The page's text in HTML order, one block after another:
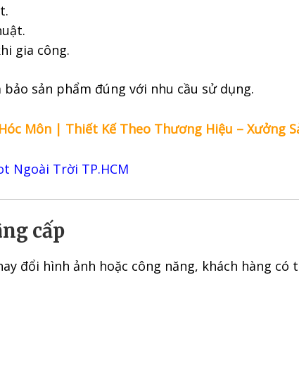
gia công.
sản phẩm đúng với nhu cầu sử dụng.
Môn | Thiết Kế Theo Thương Hiệu – Xưởng
Ngoài Trời TP.HCM
cấp
đổi hình ảnh hoặc công năng, khách hàng có